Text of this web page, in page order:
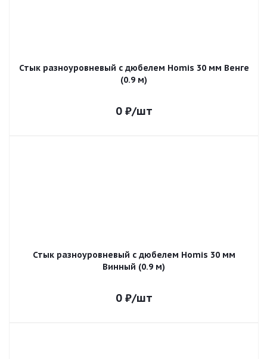
Стык разноуровневый с дюбелем Homis 30 мм Венге
(0.9 м)
0₽/шт
Стык разноуровневый с дюбелем Homis 30 мм
Винный (0.9 м)
0₽/шт